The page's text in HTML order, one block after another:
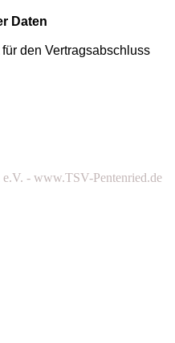
Daten
den Vertragsabschluss
- www.TSV-Pentenried.de